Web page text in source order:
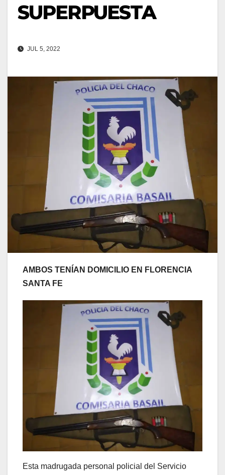
SUPERPUESTA
JUL 5, 2022
AMBOS TENÍAN DOMICILIO EN FLORENCIA
SANTA FE
Esta madrugada personal policial del Servicio